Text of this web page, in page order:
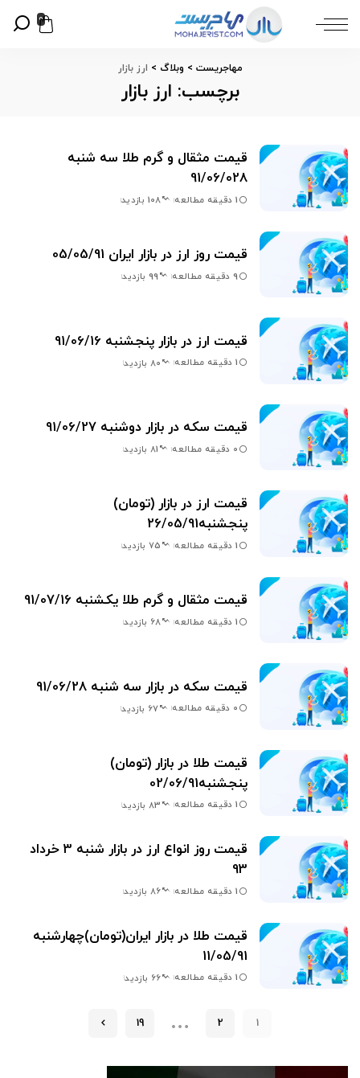
0
مهاجریست > وبلاگ > ارز بازار
برچسب: ارز بازار
قیمت مثقال و گرم طلا سه شنبه
91/06/028
1 دقیقه مطالعه 108 بازدید
قیمت روز ارز در بازار ایران 05/05/91
9 دقیقه مطالعه 99 بازدید
قیمت ارز در بازار پنجشنبه 91/06/16
1 دقیقه مطالعه 80 بازدید
قیمت سکه در بازار دوشنبه 91/06/27
0 دقیقه مطالعه 81 بازدید
قیمت ارز در بازار (تومان)
پنجشنبه26/05/91
1 دقیقه مطالعه 75 بازدید
قیمت مثقال و گرم طلا یکشنبه 91/07/16
1 دقیقه مطالعه 68 بازدید
قیمت سکه در بازار سه شنبه 91/06/28
0 دقیقه مطالعه 67 بازدید
قیمت طلا در بازار (تومان)
پنجشنبه02/06/91
1 دقیقه مطالعه 83 بازدید
قیمت روز انواع ارز در بازار شنبه 3 خرداد
93
1 دقیقه مطالعه 86 بازدید
قيمت طلا در بازار ايران(تومان)چهارشنبه
11/05/91
1 دقیقه مطالعه 66 بازدید
1
2
…
19